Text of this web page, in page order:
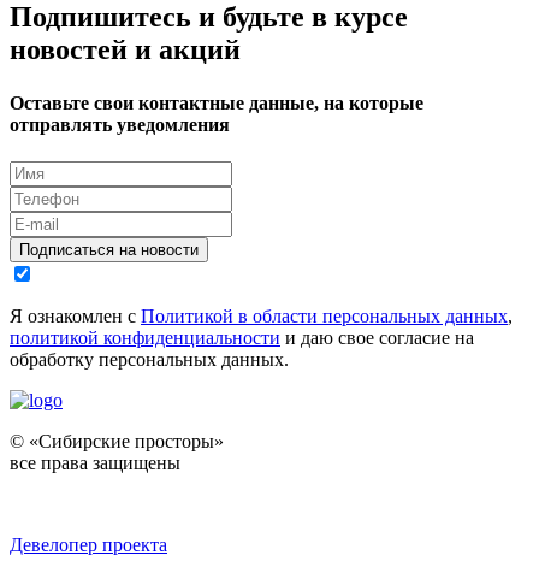
Подпишитесь и будьте в курсе
новостей и акций
Оставьте свои контактные данные, на которые
отправлять уведомления
Подписаться на новости
Я ознакомлен с Политикой в области персональных данных,
политикой конфиденциальности и даю свое согласие на
обработку персональных данных.
© «Сибирские просторы»
все права защищены
Девелопер проекта